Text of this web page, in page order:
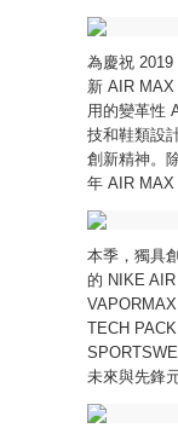
為慶祝
新 AIR
用的變革性
技和鞋類設
創新精神。
年 AIR MAX
本季，獨具
的 NIKE
TECH
未來與先鋒